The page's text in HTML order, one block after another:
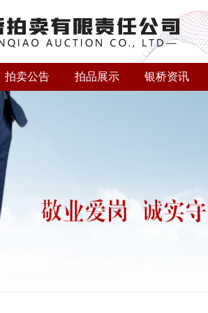
拍卖公告 拍品展示 银桥资讯